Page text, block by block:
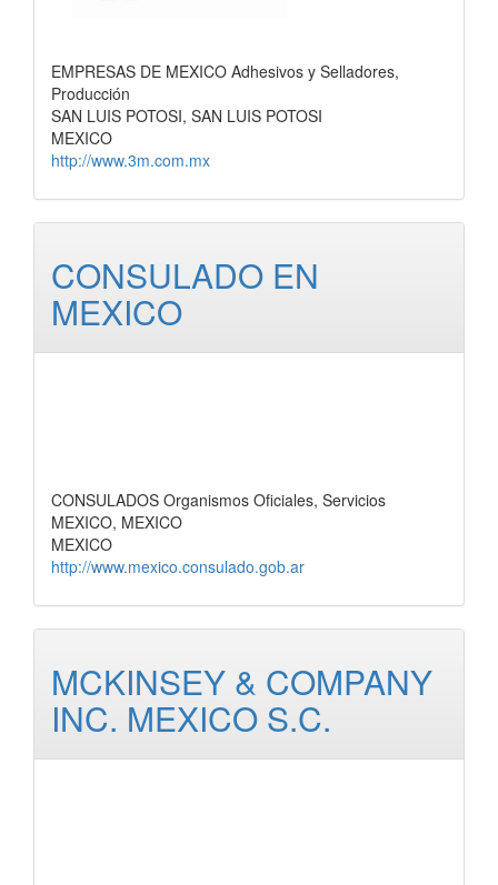
EMPRESAS DE MEXICO Adhesivos y Selladores,
Producción
SAN LUIS POTOSI, SAN LUIS POTOSI
MEXICO
http://www.3m.com.mx
CONSULADO EN
MEXICO
CONSULADOS Organismos Oficiales, Servicios
MEXICO, MEXICO
MEXICO
http://www.mexico.consulado.gob.ar
MCKINSEY & COMPANY
INC. MEXICO S.C.